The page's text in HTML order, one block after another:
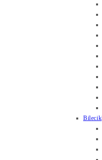
Bilecik